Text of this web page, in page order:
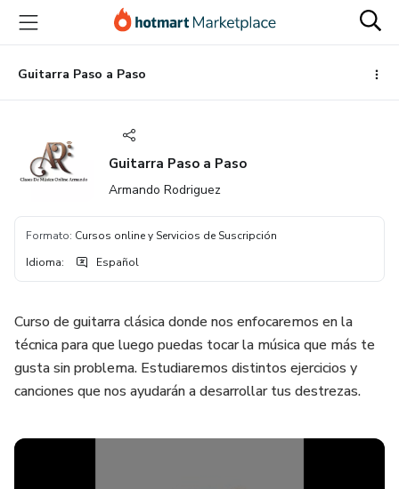
principal
página
de
página
Guitarra Paso a Paso
Guitarra Paso a Paso
Armando Rodriguez
Formato: Cursos online y Servicios de Suscripción
Idioma: Español
Curso de guitarra clásica donde nos enfocaremos en la
técnica para que luego puedas tocar la música que más te
gusta sin problema. Estudiaremos distintos ejercicios y
canciones que nos ayudarán a desarrollar tus destrezas.